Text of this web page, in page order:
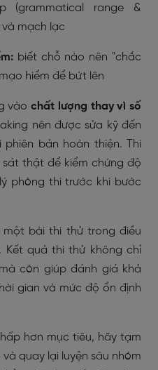
(grammatical range &
mạch lạc
biết chỗ nào nên "chắc
hiểm để bứt lên
vàochất lượng thay vì số
nên được sửa kỹ đến
bản hoàn thiện. Thi
thật để kiểm chứng độ
phòng thi trước khi bước
một bài thi thử trong điều
Kết quả thi thử không chỉ
còn giúp đánh giá khả
gian và mức độ ổn định
hơn mục tiêu, hãy tạm
quay lại luyện sâu nhóm